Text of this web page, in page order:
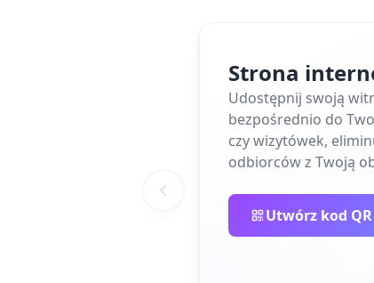
Strona
Udostępnij swoją
bezpośrednio do
czy wizytówek,
odbiorców z Twoją
Utwórz kod